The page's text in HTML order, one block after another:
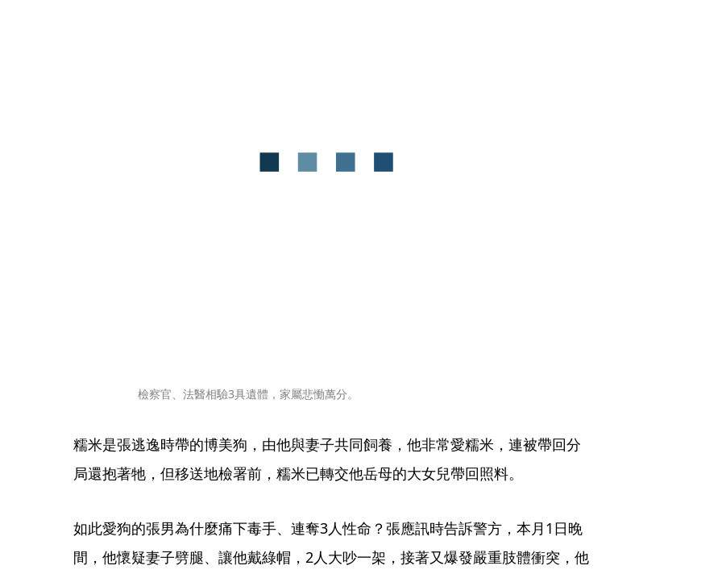
檢察官、法醫相驗3具遺體，家屬悲慟萬分。
糯米是張逃逸時帶的博美狗，由他與妻子共同飼養，他非常愛糯米，連被帶回分
局還抱著牠，但移送地檢署前，糯米已轉交他岳母的大女兒帶回照料。
如此愛狗的張男為什麼痛下毒手、連奪3人性命？張應訊時告訴警方，本月1日晚
間，他懷疑妻子劈腿、讓他戴綠帽，2人大吵一架，接著又爆發嚴重肢體衝突，他